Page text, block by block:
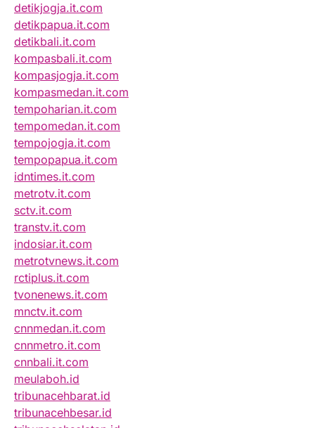
detikjogja.it.com
detikpapua.it.com
detikbali.it.com
kompasbali.it.com
kompasjogja.it.com
kompasmedan.it.com
tempoharian.it.com
tempomedan.it.com
tempojogja.it.com
tempopapua.it.com
idntimes.it.com
metrotv.it.com
sctv.it.com
transtv.it.com
indosiar.it.com
metrotvnews.it.com
rctiplus.it.com
tvonenews.it.com
mnctv.it.com
cnnmedan.it.com
cnnmetro.it.com
cnnbali.it.com
meulaboh.id
tribunacehbarat.id
tribunacehbesar.id